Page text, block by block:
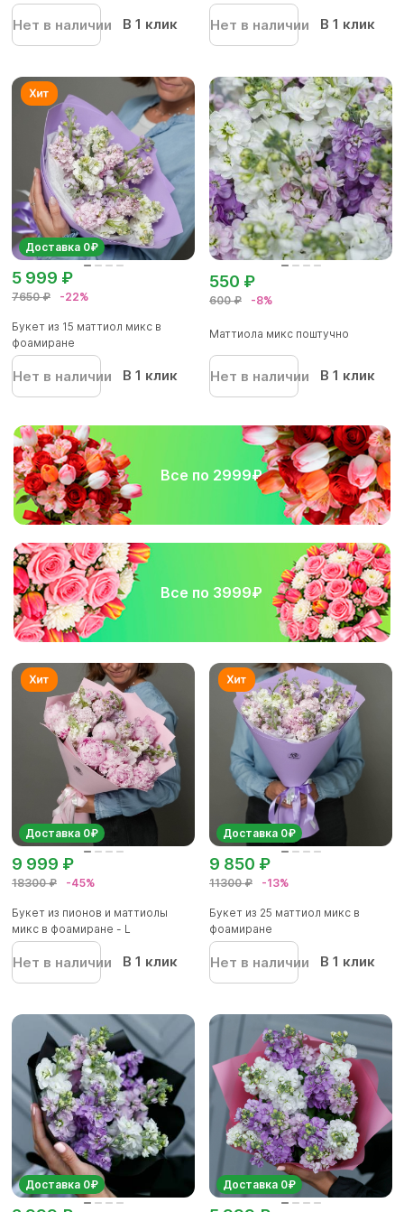
Нет в наличии В 1 клик Нет в наличии В 1 клик
Доставка 0₽
7650 ₽ -22%
5 999 ₽
Букет из 15 маттиол микс в
фоамиране
Нет в наличии В 1 клик
600 ₽ -8%
550 ₽
Маттиола микс поштучно
Нет в наличии В 1 клик
Все по 2999₽
Все по 3999₽
Доставка 0₽
18300 ₽ -45%
9 999 ₽
Букет из пионов и маттиолы
микс в фоамиране - L
Нет в наличии В 1 клик
Доставка 0₽
11300 ₽ -13%
9 850 ₽
Букет из 25 маттиол микс в
фоамиране
Нет в наличии В 1 клик
Доставка 0₽ Доставка 0₽